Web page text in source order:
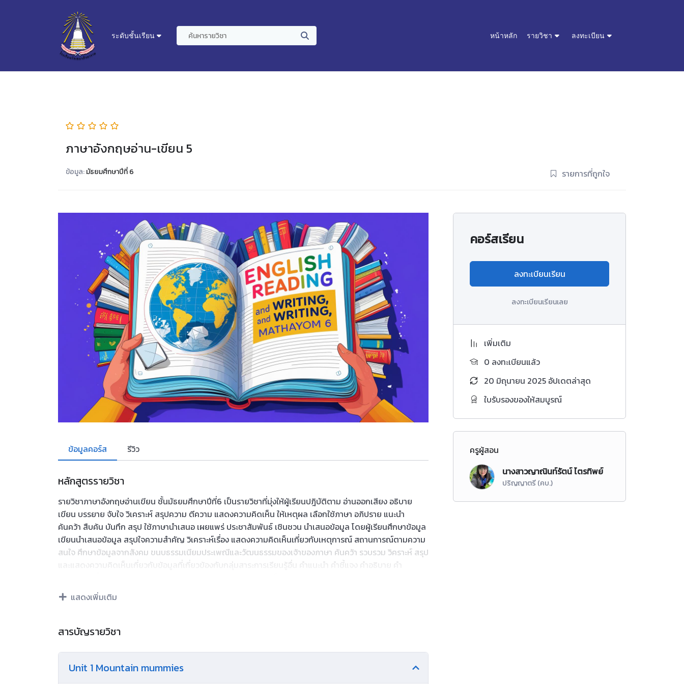
ระดับชั้นเรียน หน้าหลัก รายวิชา ลงทะเบียน
ภาษาอังกฤษอ่าน-เขียน 5
ข้อมูล:มัธยมศึกษาปีที่ 6 รายการที่ถูกใจ
ข้อมูลคอร์ส รีวิว
หลักสูตรรายวิชา
รายวิชาภาษาอังกฤษอ่านเขียน ชั้นมัธยมศึกษาปีที่6 เป็นรายวิชาที่มุ่งให้ผู้เรียนปฎิบัติตาม อ่านออกเสียง อธิบาย
เขียน บรรยาย จับใจ วิเคราะห์ สรุปความ ตีความ แสดงความคิดเห็น ให้เหตุผล เลือกใช้ภาษา อภิปราย แนะนำ
ค้นคว้า สืบค้น บันทึก สรุป ใช้ภาษานำเสนอ เผยแพร่ ประชาสัมพันธ์ เชินชวน นำเสนอข้อมูล โดยผู้เรียนศึกษาข้อมูล
เขียนนำเสนอข้อมูล สรุปใจความสำคัญ วิเคราะห์เรื่อง แสดงความคิดเห็นเกี่ยวกับเหตุการณ์ สถานการณ์ตามความ
สนใจ ศึกษาข้อมูลจากสังคม ขนบธรรมเนียมประเพณีและวัฒนธรรมของเจ้าของภาษา ค้นคว้า รวบรวม วิคราะห์ สรุป
และแสดงความคิดเห็นเกี่ยวกับข้อมูลที่เกี่ยวข้องกับกลุ่มสาระการเรียนรู้อื่น คำแนะนำ คำชี้แจง คำอธิบาย คำ
บทละครสั้น พจนานุกรม คำศัพท์ สำนวน ประโยค ข้อความ บทความ ตีความ การถ่ายโอนข้อมูล สารคดี บันเทิงคดี
กราฟ สถิติ ตัวเลข แผนภูมิ แผนภาพ ภาษาที่ใช้แสดงความต้องการ ภาษาที่ใช้สื่อสาร ภาษาที่ใช้แสดงความรู้สึก
ภูมิปัญญา วิถีชีวิต ความคิด ความเชื่อ ที่มาของขนบธรรมเนียมประเพณีของเจ้าของภาษา กิจกรรมทางภาษาและ
ความเข้าใจ มีทักษะตามขบวนการ อ่าน เขียน คิด วิเคราะห์
แลกเปลี่ยนข้อมูลข่าวสาร แสดงความรู้สึก ความคิดเห็น สร้างความคิดรวบยอด นำมาใช้อย่างถูกต้องและเหมาะสม
แสดงเพิ่มเติม
สารบัญรายวิชา
Unit 1 Mountain mummies
คอร์สเรียน
ลงทะเบียนเรียน
ลงทะเบียนเรียนเลย
เพิ่มเติม
0 ลงทะเบียนแล้ว
20 มิถุนายน 2025 อัปเดตล่าสุด
ใบรับรองของให้สมบูรณ์
ครูผู้สอน
นางสาวญาณินท์รัตน์ ไตรทิพย์
ปริญญาตรี (คบ.)